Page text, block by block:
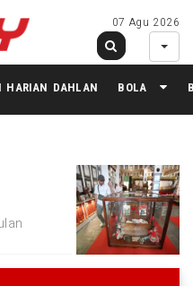
07 Agu 2026
HARIAN DAHLAN BOLA